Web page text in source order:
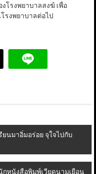
โรงพยาบาลสงฆ์ เพื่อ
รงพยาบาลต่อไป
นมาอิ่มอร่อย จุใจไปกับ
หนังสือพิมพ์เวียดนามเยือน